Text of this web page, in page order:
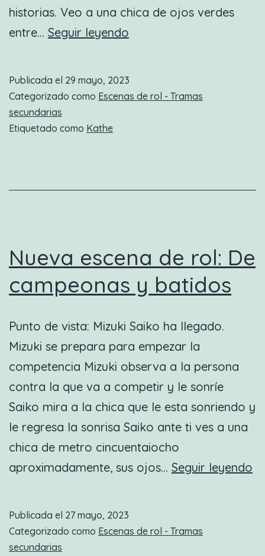
historias. Veo a una chica de ojos verdes
entre… Seguir leyendo
rol:
rima
01
Publicada el 29 mayo, 2023
Categorizado como Escenas de rol - Tramas
secundarias
Etiquetado como Kathe
Nueva escena de rol: De
campeonas y batidos
Punto de vista: Mizuki Saiko ha llegado.
Mizuki se prepara para empezar la
competencia Mizuki observa a la persona
contra la que va a competir y le sonríe
Saiko mira a la chica que le esta sonriendo y
le regresa la sonrisa Saiko ante ti ves a una
chica de metro cincuentaiocho
aproximadamente, sus ojos… Seguir leyendo
Publicada el 27 mayo, 2023
Categorizado como Escenas de rol - Tramas
secundarias